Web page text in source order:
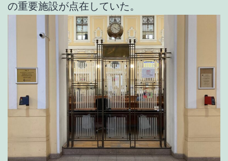
の重要施設が点在していた。